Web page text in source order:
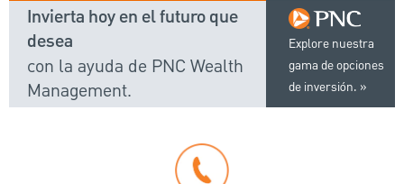
Explore nuestra
gama de opciones
de inversión.
Invierta hoy en el futuro que
desea
con la ayuda de PNC Wealth
Management.